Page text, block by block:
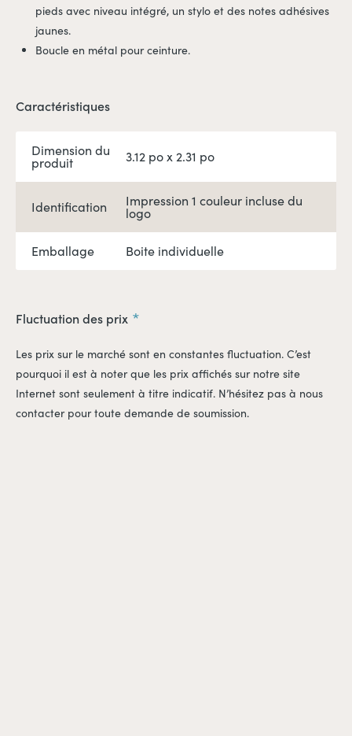
pieds avec niveau intégré, un stylo et des notes adhésives
jaunes.
Boucle en métal pour ceinture.
Caractéristiques
Dimension du
produit 3.12 po x 2.31 po
Identification Impression 1 couleur incluse du
logo
Emballage Boite individuelle
Fluctuation des prix
Les prix sur le marché sont en constantes fluctuation. C’est
pourquoi il est à noter que les prix affichés sur notre site
Internet sont seulement à titre indicatif. N’hésitez pas à nous
contacter pour toute demande de soumission.